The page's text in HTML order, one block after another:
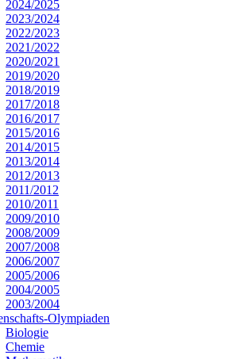
2024/2025
2023/2024
2022/2023
2021/2022
2020/2021
2019/2020
2018/2019
2017/2018
2016/2017
2015/2016
2014/2015
2013/2014
2012/2013
2011/2012
2010/2011
2009/2010
2008/2009
2007/2008
2006/2007
2005/2006
2004/2005
2003/2004
Olympiaden
Biologie
Chemie